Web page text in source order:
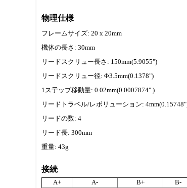
物理仕様
フレームサイズ: 20 x 20mm
機体の長さ: 30mm
リードスクリュー長さ: 150mm(5.9055")
リードスクリュー径: Φ3.5mm(0.1378")
1ス亍ッブ移動量: 0.02mm(0.0007874" )
リードトラベル/レボリューション:
リードの数: 4
リード長: 300mm
重量: 43g
接続
A+ A- B+
B-